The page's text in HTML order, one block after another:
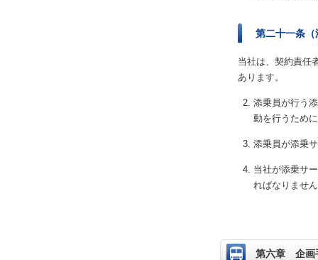
第二十一条
当社は、契約責任
あります。
添乗員が行う
動を行うため
添乗員が添乗
当社が添乗サ
ればなりませ
第六章 企画